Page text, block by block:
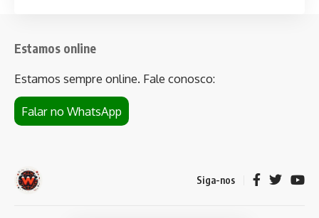
Estamos online
Estamos sempre online. Fale conosco:
Falar no WhatsApp
Siga-nos